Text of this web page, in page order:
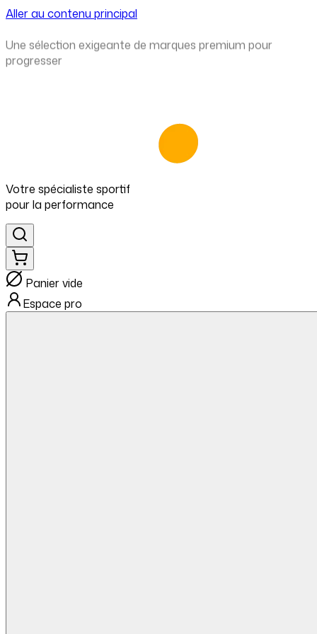
Aller au contenu principal
progresser
Votre spécialiste sportif
pourla performance
Panier vide
Espace pro